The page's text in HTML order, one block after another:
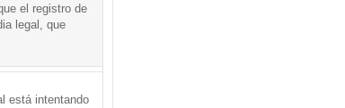
el registro de
legal, que
está intentando